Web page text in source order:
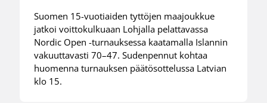
Suomen 15-vuotiaiden tyttöjen maajoukkue
jatkoi voittokulkuaan Lohjalla pelattavassa
Nordic Open -turnauksessa kaatamalla Islannin
vakuuttavasti 70–47. Sudenpennut kohtaa
huomenna turnauksen päätösottelussa Latvian
klo 15.